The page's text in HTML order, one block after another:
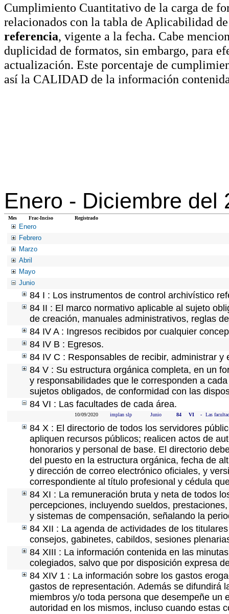
Cumplimiento Cuantitativo de la carga de
relacionados con la tabla de Aplicabilidad
referencia, vigente a la fecha. Cabe
duplicidad de formatos, sin embargo, para
actualización. Este porcentaje de
así la CALIDAD de la información
Enero - Diciembre del
Mes Frac-Inciso Registrado
Enero
Febrero
Marzo
Abril
Mayo
Junio
84 I : Los instrumentos de control archivístico
84 II : El marco normativo aplicable al sujeto
de creación, manuales administrativos, reglas
84 IV A : Ingresos recibidos por cualquier
84 IV B : Egresos.
84 IV C : Responsables de recibir, administrar y
84 V : Su estructura orgánica completa, en un
y responsabilidades que le corresponden a
sujetos obligados, de conformidad con las
84 VI : Las facultades de cada área.
10/09/2020 implan slp Junio 84 VI - Las
84 X : El directorio de todos los servidores
apliquen recursos públicos; realicen actos de
honorarios y personal de base. El directorio
del puesto en la estructura orgánica, fecha de
y dirección de correo electrónico oficiales, y
correspondiente al título profesional y cédula
84 XI : La remuneración bruta y neta de todos
percepciones, incluyendo sueldos,
y sistemas de compensación, señalando la
84 XII : La agenda de actividades de los
consejos, gabinetes, cabildos, sesiones
84 XIII : La información contenida en las
colegiados, salvo que por disposición expresa
84 XIV 1 : La información sobre los gastos
gastos de representación. Además se difundirá
miembros y/o toda persona que desempeñe
autoridad en los mismos, incluso cuando estas